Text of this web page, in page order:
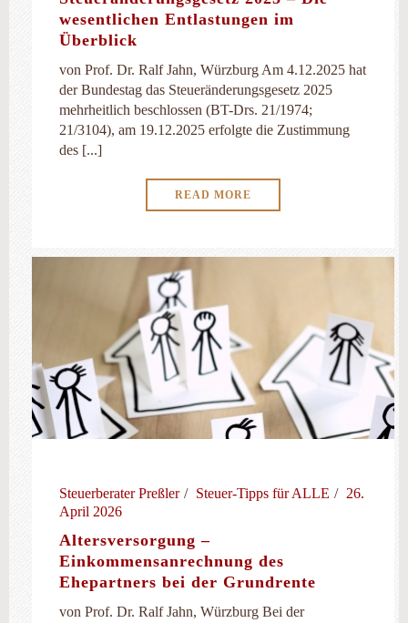
wesentlichen Entlastungen im
Überblick
von Prof. Dr. Ralf Jahn, Würzburg Am 4.12.2025 hat
der Bundestag das Steueränderungsgesetz 2025
mehrheitlich beschlossen (BT-Drs. 21/1974;
21/3104), am 19.12.2025 erfolgte die Zustimmung
des [...]
READ MORE
Steuerberater Preßler Steuer-Tipps für ALLE
26.
April 2026
Altersversorgung –
Einkommensanrechnung des
Ehepartners bei der Grundrente
von Prof. Dr. Ralf Jahn, Würzburg Bei der